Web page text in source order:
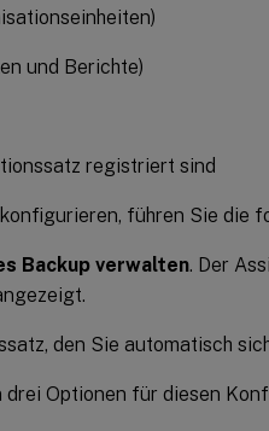
und Berichte)
registriert sind
führen Sie die
Backup verwalten. Der
den Sie automatisch
Optionen für diesen